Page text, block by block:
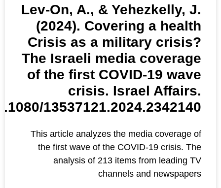
Lev-On, A., &
(2024).
Crisis as a
The Israeli media
of the first
crisis.
doi.org/10.1080/
This article analyzes the
the first wave of the
analysis of 213 items
channels